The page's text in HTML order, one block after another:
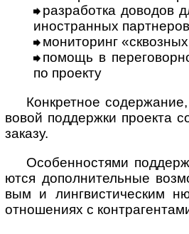
разработка доводов
ино­ст­ран­ных парт­неров
мониторинг
помощь в
по про­екту
Конкретное
во­вой под­дер­жки про­екта
заказу.
Особенностями
ются допол­ни­те­ль­ные
вым и линг­вис­ти­чес­ким
отно­ше­ниях с